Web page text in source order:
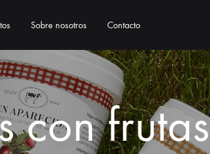
Sobre nosotros Contacto
con frutas